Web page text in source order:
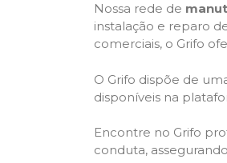
Nossa rede de
instalação e reparo
comerciais, o Grifo
O Grifo dispõe de
disponíveis na
Encontre no Grifo
conduta,